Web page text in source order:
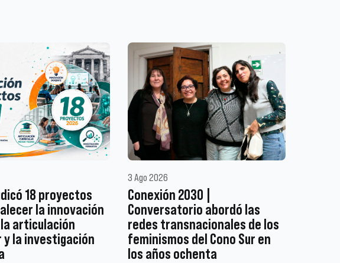
18 proyectos
la innovación
articulación
y la investigación
3 Ago 2026
Conexión 2030 |
Conversatorio abordó las
redes transnacionales de los
feminismos del Cono Sur en
los años ochenta